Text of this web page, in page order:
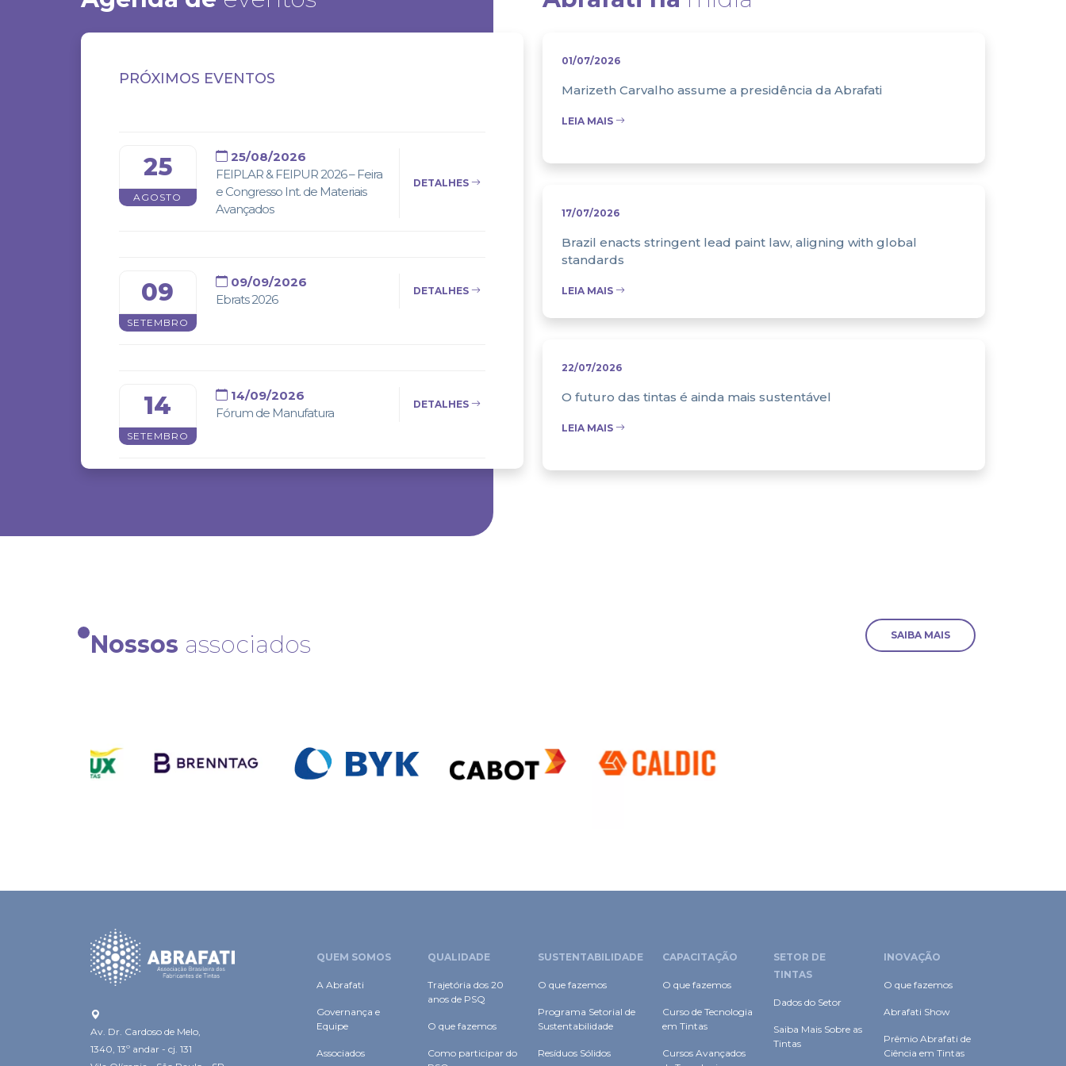
PRÓXIMOS EVENTOS
25
AGOSTO
25/08/2026
FEIPLAR & FEIPUR 2026 – Feira
e Congresso Int. de Materiais
Avançados
DETALHES
09
SETEMBRO
09/09/2026
Ebrats 2026
DETALHES
14
SETEMBRO
14/09/2026
Fórum de Manufatura
DETALHES
28
Abrafati Show
01/07/2026
Marizeth Carvalho assume a presidência da Abrafati
LEIA MAIS
17/07/2026
Brazil enacts stringent lead paint law, aligning with global
standards
LEIA MAIS
22/07/2026
O futuro das tintas é ainda mais sustentável
LEIA MAIS
Nossos associados SAIBA MAIS
Av. Dr. Cardoso de Melo,
1340, 13º andar - cj. 131
QUEM SOMOS
A Abrafati
Governança e
Equipe
Associados
QUALIDADE
Trajetória dos 20
anos de PSQ
O que fazemos
Como participar do
SUSTENTABILIDADE
O que fazemos
Programa Setorial de
Sustentabilidade
Resíduos Sólidos
CAPACITAÇÃO
O que fazemos
Curso de Tecnologia
em Tintas
Cursos Avançados
SETOR DE
TINTAS
Dados do Setor
Saiba Mais Sobre as
Tintas
INOVAÇÃO
O que fazemos
Abrafati Show
Prêmio Abrafati de
Ciência em Tintas